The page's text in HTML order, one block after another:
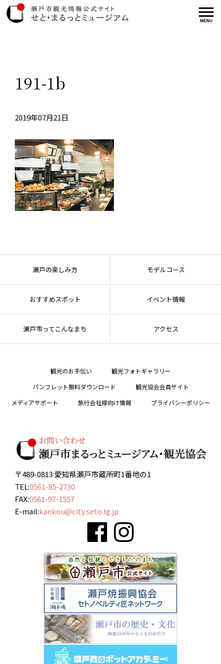
191-1b
2019年07月21日
瀬戸の楽しみ方 モデルコース
おすすめスポット イベント情報
瀬戸市ってこんなまち アクセス
観光のお手伝い
観光フォトギャラリー
パンフレット無料ダウンロード
観光協会会員サイト
メディアサポート
旅行会社様向け情報 プライバシーポリシー
〒489-0813 愛知県瀬戸市蔵所町1番地の1
TEL:0561-85-2730
FAX:0561-97-1557
E-mail:kankou@city.seto.lg.jp